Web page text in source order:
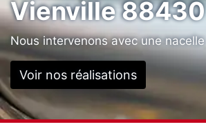
Vienville 88430
Nous intervenons avec une nacelle
Voir nos réalisations